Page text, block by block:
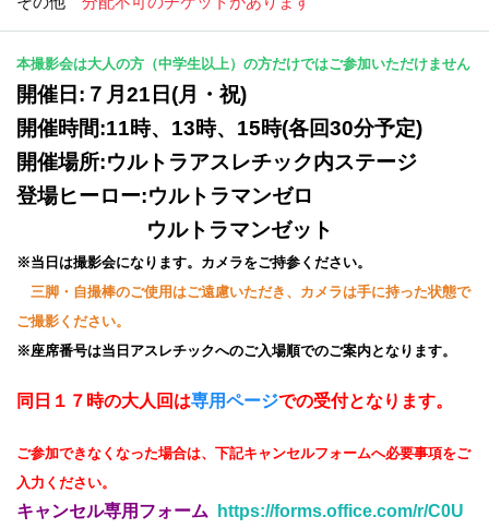
本撮影会は大人の方（中学生以上）の方だけではご参加いただけません
開催日:７月21日(月・祝)
開催時間:11時、13時、15時(各回30分予定)
開催場所:ウルトラアスレチック内ステージ
登場ヒーロー:ウルトラマンゼロ
ウルトラマンゼット
※当日は撮影会になります。カメラをご持参ください。
三脚・自撮棒のご使用はご遠慮いただき、カメラは手に持った状態で
ご撮影ください。
※座席番号は当日アスレチックへのご入場順でのご案内となります。
同日１７時の大人回は専用ページでの受付となります。
ご参加できなくなった場合は、下記キャンセルフォームへ必要事項をご
入力ください。
キャンセル専用フォーム
https://forms.office.com/r/C0U